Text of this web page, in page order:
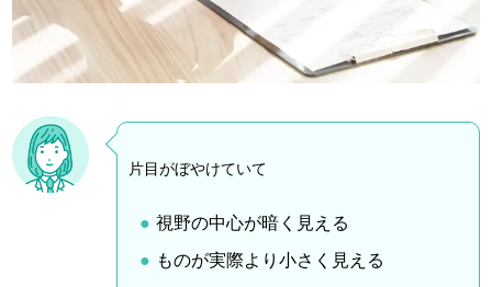
片目がぼやけていて
視野の中心が暗く見える
ものが実際より小さく見える